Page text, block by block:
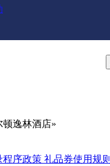
顿逸林酒店»
程序政策 礼品券使用规则